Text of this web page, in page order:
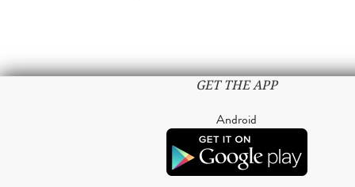
GET THE APP
Android